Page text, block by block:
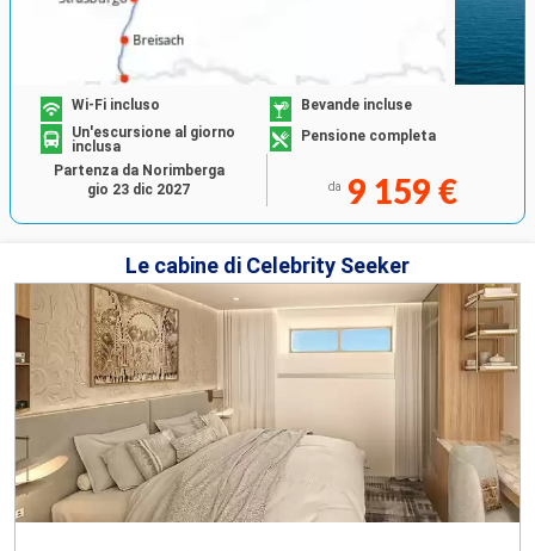
Wi-Fi incluso
Bevande incluse
Un'escursione al giorno
inclusa
Pensione completa
da 9 159 €
Partenza da Norimberga
gio 23 dic 2027
Le cabine di Celebrity Seeker